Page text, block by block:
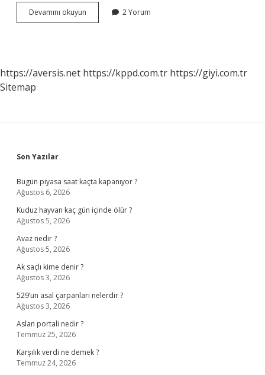
Devamını okuyun Hydrafacial
Cilt
2 Yorum
https://aversis.net https://kppd.com.tr https://giyi.com.tr
Sitemap
Sidebar
Son Yazılar
Bugün piyasa saat kaçta kapanıyor ?
Ağustos 6, 2026
Kuduz hayvan kaç gün içinde ölür ?
Ağustos 5, 2026
Avaz nedir ?
Ağustos 5, 2026
Ak saçlı kime denir ?
Ağustos 3, 2026
529’un asal çarpanları nelerdir ?
Ağustos 3, 2026
Aslan portali nedir ?
Temmuz 25, 2026
Karşılık verdi ne demek ?
Temmuz 24, 2026